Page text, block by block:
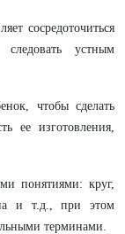
сосредоточиться
устным
чтобы сделать
ее изготовления,
понятиями: круг,
и т.д., при этом
терминами.